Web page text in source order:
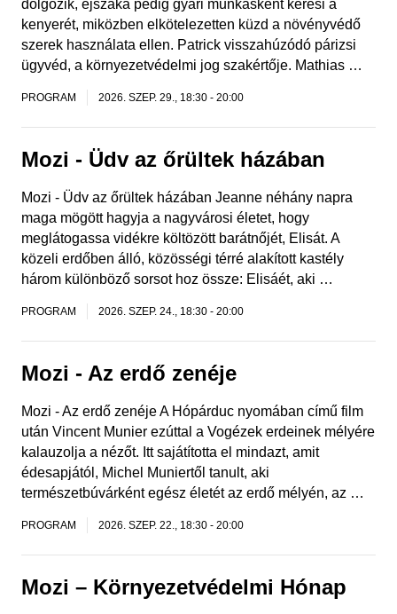
dolgozik, éjszaka pedig gyári munkásként keresi a
kenyerét, miközben elkötelezetten küzd a növényvédő
szerek használata ellen. Patrick visszahúzódó párizsi
ügyvéd, a környezetvédelmi jog szakértője. Mathias …
PROGRAM 2026. SZEP. 29., 18:30 - 20:00
Mozi - Üdv az őrültek házában
Mozi - Üdv az őrültek házában Jeanne néhány napra
maga mögött hagyja a nagyvárosi életet, hogy
meglátogassa vidékre költözött barátnőjét, Elisát. A
közeli erdőben álló, közösségi térré alakított kastély
három különböző sorsot hoz össze: Elisáét, aki …
PROGRAM 2026. SZEP. 24., 18:30 - 20:00
Mozi - Az erdő zenéje
Mozi - Az erdő zenéje A Hópárduc nyomában című film
után Vincent Munier ezúttal a Vogézek erdeinek mélyére
kalauzolja a nézőt. Itt sajátította el mindazt, amit
édesapjától, Michel Muniertől tanult, aki
természetbúvárként egész életét az erdő mélyén, az …
PROGRAM 2026. SZEP. 22., 18:30 - 20:00
Mozi – Környezetvédelmi Hónap